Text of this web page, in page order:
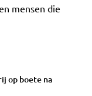
mensen die
op boete na